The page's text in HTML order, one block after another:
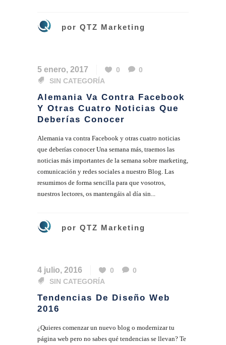
por QTZ Marketing
5 enero, 2017 0
0
SIN CATEGORÍA
Alemania Va Contra Facebook
Y Otras Cuatro Noticias Que
Deberías Conocer
Alemania va contra Facebook y otras cuatro noticias
que deberías conocer Una semana más, traemos las
noticias más importantes de la semana sobre marketing,
comunicación y redes sociales a nuestro Blog. Las
resumimos de forma sencilla para que vosotros,
nuestros lectores, os mantengáis al día sin...
por QTZ Marketing
4 julio, 2016 0
0
SIN CATEGORÍA
Tendencias De Diseño Web
2016
¿Quieres comenzar un nuevo blog o modernizar tu
página web pero no sabes qué tendencias se llevan? Te